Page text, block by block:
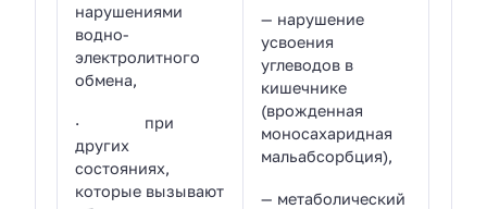
нарушениями
водно-
электролитного
обмена,
· при
других
состояниях,
которые вызывают
— нарушение
усвоения
углеводов в
кишечнике
(врожденная
моносахаридная
мальабсорбция),
— метаболический